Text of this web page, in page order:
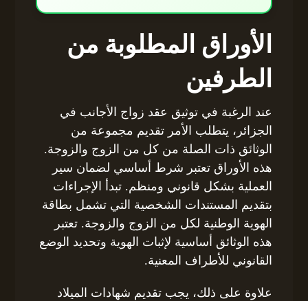
الأوراق المطلوبة من
الطرفين
عند الرغبة في توثيق عقد زواج الأجانب في
الجزائر، يتطلب الأمر تقديم مجموعة من
الوثائق ذات الصلة من كل من الزوج والزوجة.
هذه الأوراق تعتبر شرط أساسي لضمان سير
العملية بشكل قانوني ومنظم. تبدأ الإجراءات
بتقديم المستندات الشخصية التي تشمل بطاقة
الهوية الوطنية لكل من الزوج والزوجة. تعتبر
هذه الوثائق أساسية لإثبات الهوية وتحديد الوضع
القانوني للأطراف المعنية.
علاوة على ذلك، يجب تقديم شهادات الميلاد